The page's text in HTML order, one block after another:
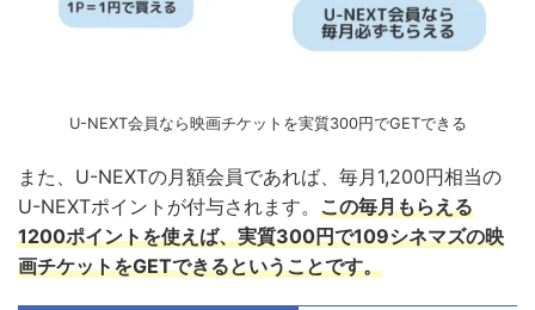
U-NEXT会員なら映画チケットを実質300円でGETできる
また、U-NEXTの月額会員であれば、毎月1,200円相当の
U-NEXTポイントが付与されます。 この毎月もらえる
1200ポイントを使えば、実質300円で109シネマズの映
画チケットをGETできるということです。